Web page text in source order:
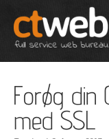
Forøg din
med SSL